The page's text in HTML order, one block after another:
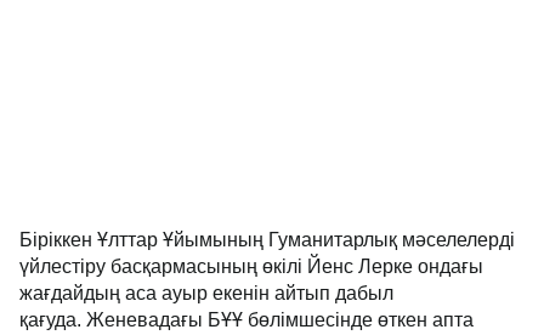
Біріккен Ұлттар Ұйымының Гуманитарлық мәселелерді
үйлестіру басқармасының өкілі Йенс Лерке ондағы
жағдайдың аса ауыр екенін айтып дабыл
қағуда. Женевадағы БҰҰ бөлімшесінде өткен апта